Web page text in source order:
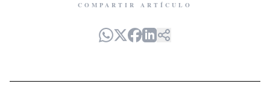
COMPARTIR ARTÍCULO